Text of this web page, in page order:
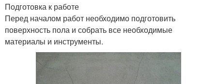
Подготовка к работе
Перед началом работ необходимо подготовить
поверхность пола и собрать все необходимые
материалы и инструменты.